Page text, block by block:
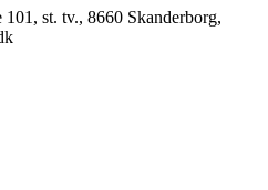
st. tv., 8660 Skanderborg,